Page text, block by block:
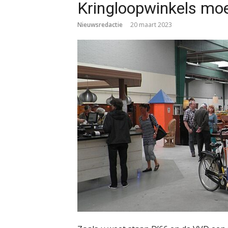
Kringloopwinkels
Nieuwsredactie 20 maart 2023